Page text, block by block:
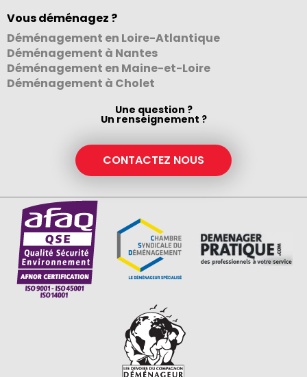
Vous déménagez ?
Déménagement en Loire-Atlantique
Déménagement à Nantes
Déménagement en Maine-et-Loire
Déménagement à Cholet
Une question ?
Un renseignement ?
CONTACTEZ NOUS